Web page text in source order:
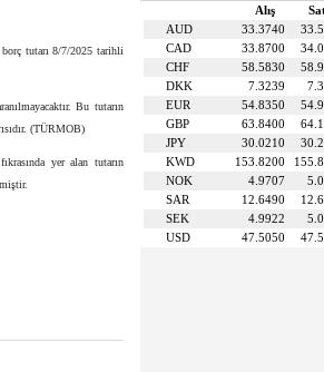
borç tutarı 8/7/2025 tarihli
Bu tutarın
(TÜRMOB)
yer alan tutarın
Alış
AUD
33.3740
CAD
33.8700
CHF
58.5830
DKK
7.3239
EUR
54.8350
GBP
63.8400
JPY
30.0210
KWD
153.8200
NOK
4.9707
SAR
12.6490
SEK
4.9922
USD
47.5050